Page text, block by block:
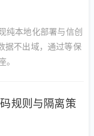
纯本地化部署与信创
据不出域，通过等保
。
规则与隔离策